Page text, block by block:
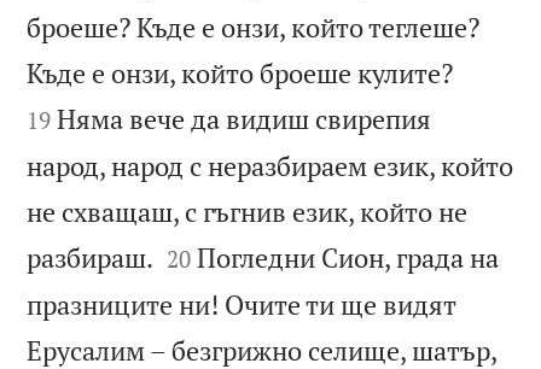
броеше? Къде е онзи, който теглеше?
Къде е онзи, който броеше кулите?
19 Няма вече да видиш свирепия
народ, народ с неразбираем език, който
не схващаш, с гъгнив език, който не
разбираш. 

20 Погледни Сион, града на
празниците ни! Очите ти ще видят
Ерусалим – безгрижно селище, шатър,